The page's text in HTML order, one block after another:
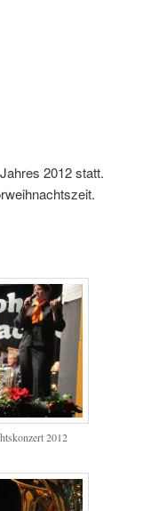
2012 statt.
2012